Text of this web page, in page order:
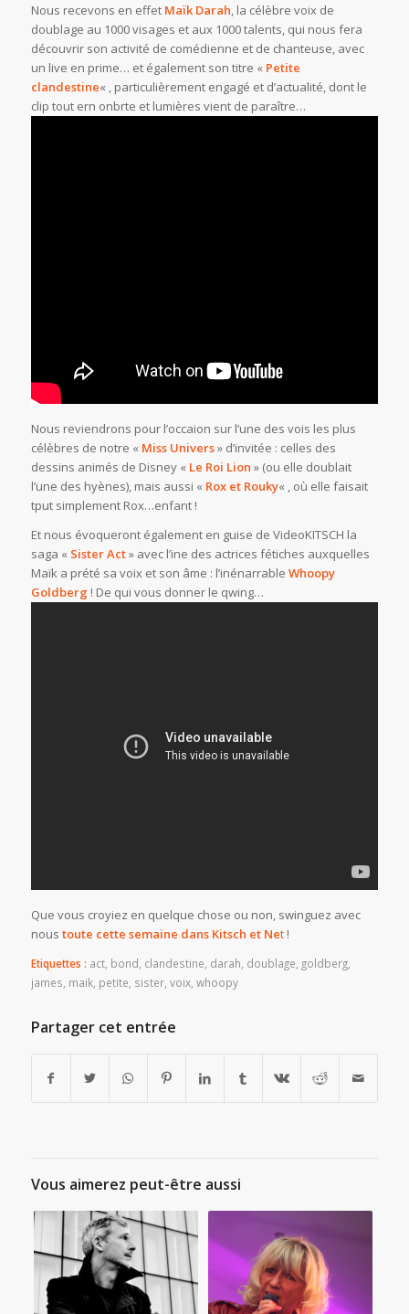
Nous recevons en effet Maïk Darah , la célèbre voix de
doublage au 1000 visages et aux 1000 talents, qui nous fera
découvrir son activité de comédienne et de chanteuse, avec
un live en prime… et également son titre « Petite
clandestine« , particulièrement engagé et d’actualité, dont le
clip tout ern onbrte et lumières vient de paraître…
Nous reviendrons pour l’occaion sur l’une des vois les plus
célèbres de notre « Miss Univers» d’invitée : celles des
dessins animés de Disney « Le Roi Lion » (ou elle doublait
l’une des hyènes), mais aussi « Rox et Rouky« , où elle faisait
tput simplement Rox…enfant !
Et nous évoqueront également en guise de VideoKITSCH la
saga « Sister Act» avec l’ine des actrices fétiches auxquelles
Maïk a prété sa voix et son âme : l’inénarrable Whoopy
Goldberg ! De qui vous donner le qwing…
Que vous croyiez en quelque chose ou non, swinguez avec
nous toute cette semaine dans Kitsch et Net!
Etiquettes : act, bond clandestine darah doublage goldberg,
james maik, petite sister, voix, whoopy
Partager cet entrée
Vous aimerez peut-être aussi